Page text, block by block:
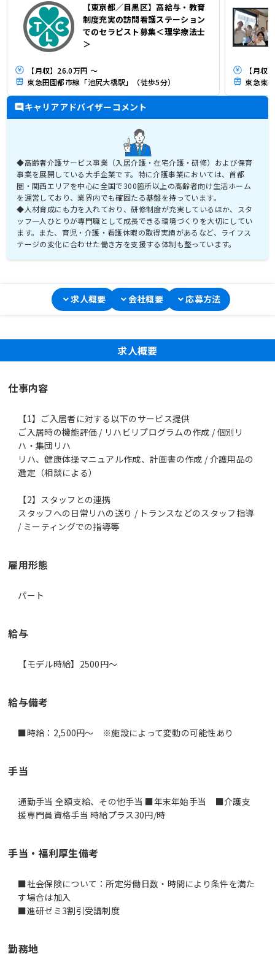
【東京都／目黒区】高給与・教育
制度充実の訪問看護ステーション
でのセラピスト募集＜理学療法士
＞
【月収】26.0万円 ～
東急田園都市線「池尻大橋駅」（徒歩5分）
【月収
東急東
キャリアアドバイザーコメント
◆高齢者介護サービス事業（入居介護・在宅介護・研修）および保育
事業を展開している大手企業です。特に介護事業においては、首都
圏・関西エリアを中心に全国で300箇所以上の高齢者向け生活ホーム
を運営しており、業界内でも確固たる基盤を持っています。
◆人材育成にも力を入れており、研修制度が充実しているほか、スタ
ッフ一人ひとりが専門職として成長できる環境づくりを大切にしてい
ます。また、育児・介護・看護休暇の取得実績があるなど、ライフス
テージの変化に合わせた働き方を支援する体制も整っています。
求人概要 会社概要 応募方法
求人概要
仕事内容
【1】ご入居者に対する以下のサービス提供
ご入居時の機能評価 / リハビリプログラムの作成 / 個別リ
ハ・集団リハ
リハ、健康体操マニュアル作成、計画書の作成 / 介護用品の
選定（相談による）
【2】スタッフとの連携
スタッフへの日常リハの送り / トランスなどのスタッフ指導
/ ミーティングでの指導等
雇用形態
パート
給与
【モデル時給】2500円〜
給与備考
■時給：2,500円～ ※施設によって変動の可能性あり
手当
通勤手当 全額支給、その他手当 ■年末年始手当 ■介護支
援専門員資格手当 時給プラス30円/時
手当・福利厚生備考
■社会保険について：所定労働日数・時間により条件を満た
す場合は加入
■進研ゼミ3割引受講制度
勤務地